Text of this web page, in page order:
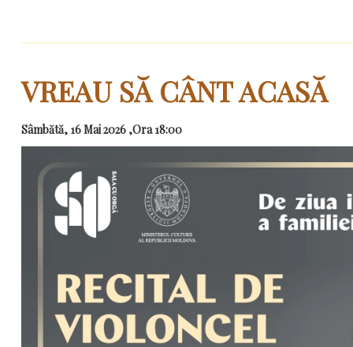
VREAU SĂ CÂNT ACASĂ
Sâmbătă, 16 Mai 2026 ,Ora 18:00